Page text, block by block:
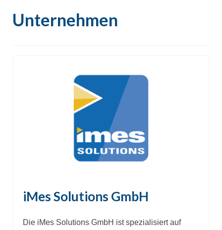
Unternehmen
iMes Solutions GmbH
Die iMes Solutions GmbH ist spezialisiert auf